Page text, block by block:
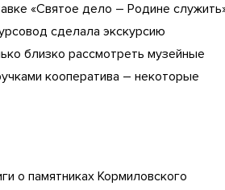
«Святое дело – Родине
сделала экскурсию
близко рассмотреть музейные
кооператива – некоторые
о памятниках Кормиловского